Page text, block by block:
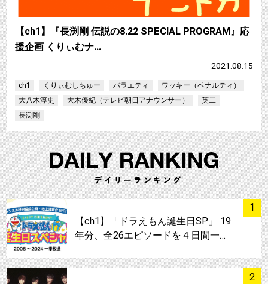
【ch1】『長渕剛 伝説の8.22 SPECIAL PROGRAM』応
援企画 くりぃむナ…
2021.08.15
ch1 くりぃむしちゅー バラエティ
ワッキー（ペナルティ）
大八木淳史
大木優紀（テレビ朝日アナウンサー）
英二
長渕剛
1
【ch1】「ドラえもん誕生日SP」 19
年分、全26エピソードを４日間一…
2
サムネイル